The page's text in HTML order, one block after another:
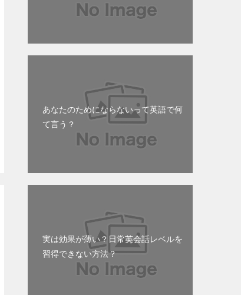
あなたのためにならないって英語で何
て言う？
実は効果が薄い？日常英会話レベルを
習得できない方法？